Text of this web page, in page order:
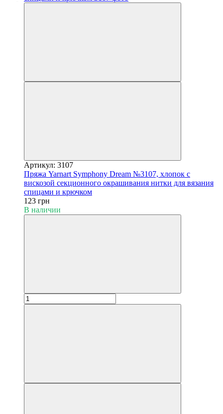
Артикул: 3107
Пряжа Yarnart Symphony Dream №3107, хлопок с
вискозой секционного окрашивания нитки для вязания
спицами и крючком
123 грн
В наличии